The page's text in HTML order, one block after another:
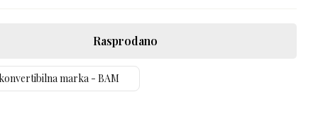
Rasprodano
marka - BAM